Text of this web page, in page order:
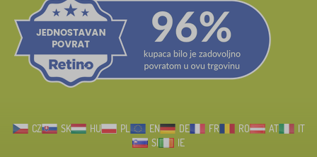
CZ SK HU PL EN DE FR RO AT
IT
SI
IE